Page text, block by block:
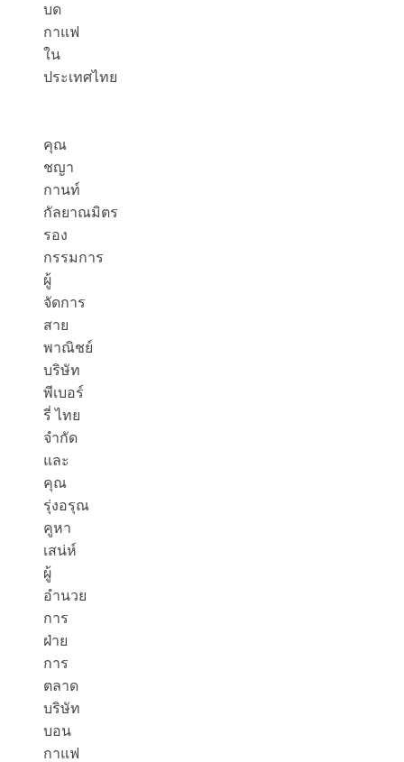
บด
กาแฟ
ใน
ประเทศไทย
คุณ
ชญา
กานท์
กัลยาณมิตร
รอง
กรรมการ
ผู้
จัดการ
สาย
พาณิชย์
บริษัท
พีเบอร์
รี่ ไทย
จํากัด
และ
คุณ
รุ่งอรุณ
คูหา
เสน่ห์
ผู้
อำนวย
การ
ฝ่าย
การ
ตลาด
บริษัท
บอน
กาแฟ